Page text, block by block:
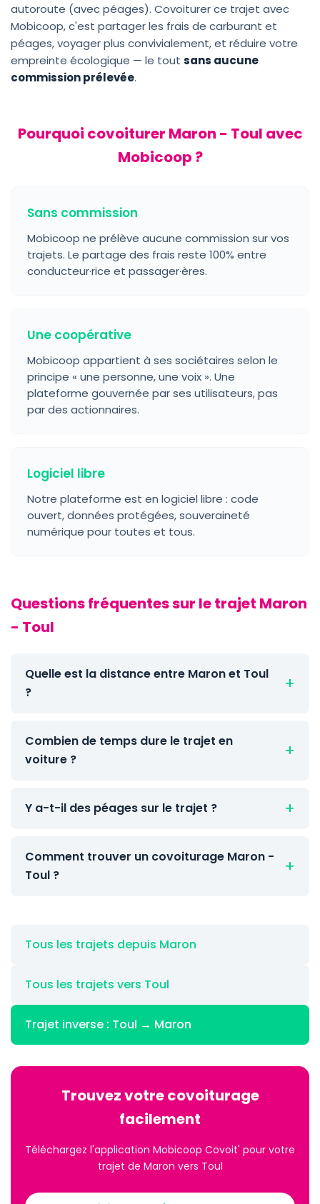
autoroute (avec péages). Covoiturer ce trajet avec
Mobicoop, c'est partager les frais de carburant et
péages, voyager plus convivialement, et réduire votre
empreinte écologique — le tout sans aucune
commission prélevée.
Pourquoi covoiturer Maron - Toul avec
Mobicoop ?
Sans commission
Mobicoop ne prélève aucune commission sur vos
trajets. Le partage des frais reste 100% entre
conducteur·rice et passager·ères.
Une coopérative
Mobicoop appartient à ses sociétaires selon le
principe « une personne, une voix ». Une
plateforme gouvernée par ses utilisateurs, pas
par des actionnaires.
Logiciel libre
Notre plateforme est en logiciel libre : code
ouvert, données protégées, souveraineté
numérique pour toutes et tous.
Questions fréquentes sur le trajet Maron
- Toul
Quelle est la distance entre Maron et Toul
?
Combien de temps dure le trajet en
voiture ?
Y a-t-il des péages sur le trajet ?
Comment trouver un covoiturage Maron -
Toul ?
Tous les trajets depuis Maron
Tous les trajets vers Toul
Trajet inverse : Toul → Maron
Trouvez votre covoiturage
facilement
Téléchargez l'application Mobicoop Covoit' pour votre
trajet de Maron vers Toul